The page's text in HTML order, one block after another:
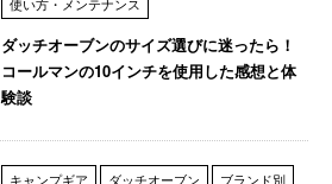
ダッチオーブンのサイズ選びに迷ったら！
コールマンの10インチを使用した感想と体
験談
キャンプギア ダッチオーブン ブランド別